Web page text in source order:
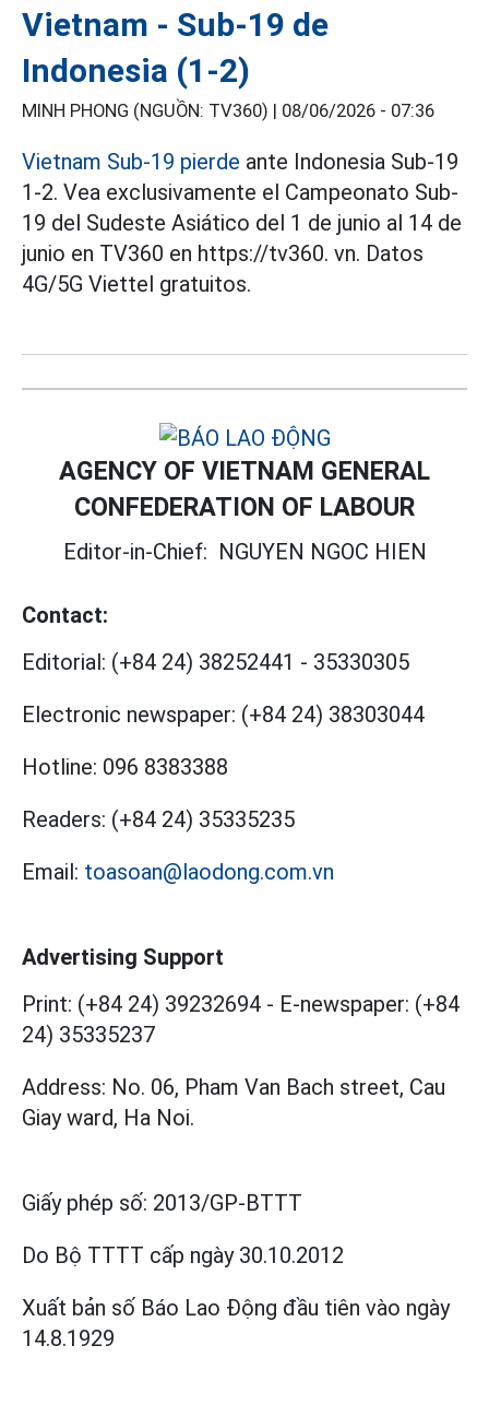
Vietnam - Sub-19 de
Indonesia (1-2)
MINH PHONG (NGUỒN: TV360) | 08/06/2026 - 07:36
Vietnam Sub-19 pierde ante Indonesia Sub-19
1-2. Vea exclusivamente el Campeonato Sub-
19 del Sudeste Asiático del 1 de junio al 14 de
junio en TV360 en https://tv360. vn. Datos
4G/5G Viettel gratuitos.
AGENCY OF VIETNAM GENERAL
CONFEDERATION OF LABOUR
Editor-in-Chief: NGUYEN NGOC HIEN
Contact:
Editorial: (+84 24) 38252441 - 35330305
Electronic newspaper: (+84 24) 38303044
Hotline: 096 8383388
Readers: (+84 24) 35335235
Email: toasoan@laodong.com.vn
Advertising Support
Print: (+84 24) 39232694 - E-newspaper: (+84
24) 35335237
Address: No. 06, Pham Van Bach street, Cau
Giay ward, Ha Noi.
Giấy phép số: 2013/GP-BTTT
Do Bộ TTTT cấp ngày 30.10.2012
Xuất bản số Báo Lao Động đầu tiên vào ngày
14.8.1929